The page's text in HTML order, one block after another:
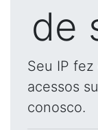
de
Seu IP
acessos
conosco.